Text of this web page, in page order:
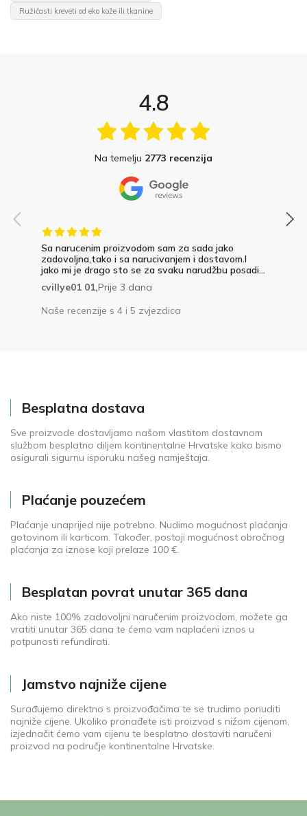
Ružičasti kreveti od eko kože ili tkanine
4.8
Na temelju 2773 recenzija
Sa narucenim proizvodom sam za sada jako
zadovoljna,tako i sa narucivanjem i dostavom.I
jako mi je drago sto se za svaku narudžbu posadi...
cvillye01 01,Prije 3 dana
Naše recenzije s 4 i 5 zvjezdica
Besplatna dostava
Sve proizvode dostavljamo našom vlastitom dostavnom
službom besplatno diljem kontinentalne Hrvatske kako bismo
osigurali sigurnu isporuku našeg namještaja.
Plaćanje pouzećem
Plaćanje unaprijed nije potrebno. Nudimo mogućnost plaćanja
gotovinom ili karticom. Također, postoji mogućnost obročnog
plaćanja za iznose koji prelaze 100 €.
Besplatan povrat unutar 365 dana
Ako niste 100% zadovoljni naručenim proizvodom, možete ga
vratiti unutar 365 dana te ćemo vam naplaćeni iznos u
potpunosti refundirati.
Jamstvo najniže cijene
Surađujemo direktno s proizvođačima te se trudimo ponuditi
najniže cijene. Ukoliko pronađete isti proizvod s nižom cijenom,
izjednačit ćemo vam cijenu te besplatno dostaviti naručeni
proizvod na područje kontinentalne Hrvatske.